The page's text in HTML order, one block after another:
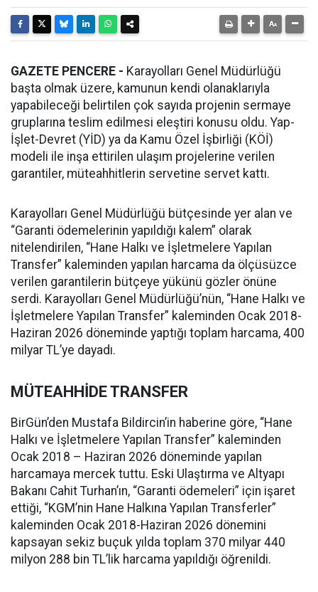
GAZETE PENCERE - Karayolları Genel Müdürlüğü
başta olmak üzere, kamunun kendi olanaklarıyla
yapabileceği belirtilen çok sayıda projenin sermaye
gruplarına teslim edilmesi eleştiri konusu oldu. Yap-
İşlet-Devret (YİD) ya da Kamu Özel İşbirliği (KÖİ)
modeli ile inşa ettirilen ulaşım projelerine verilen
garantiler, müteahhitlerin servetine servet kattı.
Karayolları Genel Müdürlüğü bütçesinde yer alan ve
“Garanti ödemelerinin yapıldığı kalem” olarak
nitelendirilen, “Hane Halkı ve İşletmelere Yapılan
Transfer” kaleminden yapılan harcama da ölçüsüzce
verilen garantilerin bütçeye yükünü gözler önüne
serdi. Karayolları Genel Müdürlüğü’nün, “Hane Halkı ve
İşletmelere Yapılan Transfer” kaleminden Ocak 2018-
Haziran 2026 döneminde yaptığı toplam harcama, 400
milyar TL’ye dayadı.
MÜTEAHHİDE TRANSFER
BirGün’den Mustafa Bildircin’in haberine göre, “Hane
Halkı ve İşletmelere Yapılan Transfer” kaleminden
Ocak 2018 – Haziran 2026 döneminde yapılan
harcamaya mercek tuttu. Eski Ulaştırma ve Altyapı
Bakanı Cahit Turhan’ın, “Garanti ödemeleri” için işaret
ettiği, “KGM’nin Hane Halkına Yapılan Transferler”
kaleminden Ocak 2018-Haziran 2026 dönemini
kapsayan sekiz buçuk yılda toplam 370 milyar 440
milyon 288 bin TL’lik harcama yapıldığı öğrenildi.